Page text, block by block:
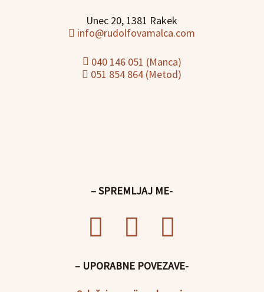
Unec 20, 1381 Rakek
info@rudolfovamalca.com
040 146 051 (Manca)
051 854 864 (Metod)
– SPREMLJAJ ME-
– UPORABNE POVEZAVE-